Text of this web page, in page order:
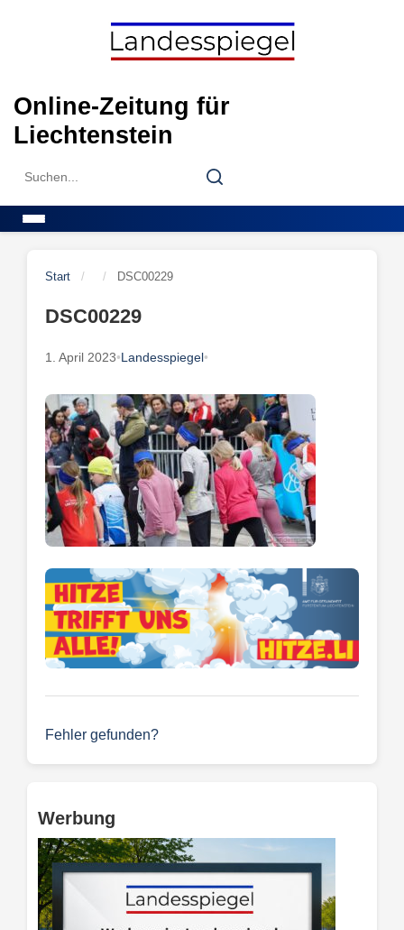
Online-Zeitung für
Liechtenstein
Search
Search
Start / / DSC00229
DSC00229
1. April 2023•Landesspiegel•
Fehler gefunden?
Werbung